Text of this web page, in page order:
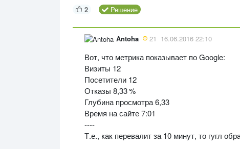
2 Решение
Antoha 21 16.06.2016 22:10
Вот, что метрика показывает по Google:
Визиты 12
Посетители 12
Отказы 8,33 %
Глубина просмотра 6,33
Время на сайте 7:01
----
Т.е., как перевалит за 10 минут, то гугл